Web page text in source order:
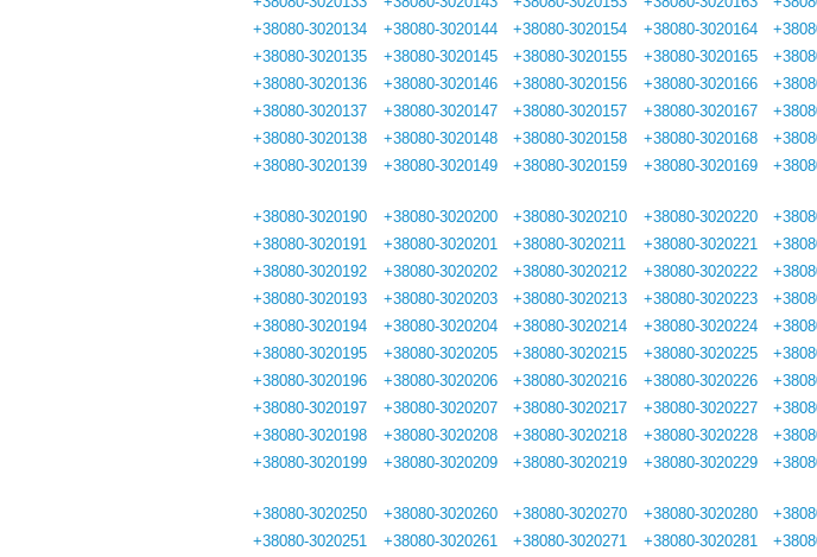
+38080-3020134
+38080-3020135
+38080-3020136
+38080-3020137
+38080-3020138
+38080-3020139
+38080-3020144
+38080-3020145
+38080-3020146
+38080-3020147
+38080-3020148
+38080-3020149
+38080-3020154
+38080-3020155
+38080-3020156
+38080-3020157
+38080-3020158
+38080-3020159
+38080-3020164
+38080-3020165
+38080-3020166
+38080-3020167
+38080-3020168
+38080-3020169
+38080-3020190
+38080-3020191
+38080-3020192
+38080-3020193
+38080-3020194
+38080-3020195
+38080-3020196
+38080-3020197
+38080-3020198
+38080-3020199
+38080-3020200
+38080-3020201
+38080-3020202
+38080-3020203
+38080-3020204
+38080-3020205
+38080-3020206
+38080-3020207
+38080-3020208
+38080-3020209
+38080-3020210
+38080-3020211
+38080-3020212
+38080-3020213
+38080-3020214
+38080-3020215
+38080-3020216
+38080-3020217
+38080-3020218
+38080-3020219
+38080-3020220
+38080-3020221
+38080-3020222
+38080-3020223
+38080-3020224
+38080-3020225
+38080-3020226
+38080-3020227
+38080-3020228
+38080-3020229
+38080-3020250
+38080-3020251
+38080-3020260
+38080-3020261
+38080-3020270
+38080-3020271
+38080-3020280
+38080-3020281